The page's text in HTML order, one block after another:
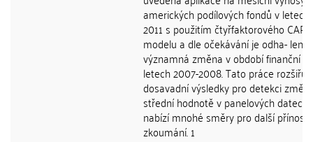
amerických podílových fondů v
2011 s použitím čtyřfaktorového
modelu a dle očekávání je odha- lena
významná změna v období finanční
letech 2007-2008. Tato práce
dosavadní výsledky pro detekci změn
střední hodnotě v panelových datech
nabízí mnohé směry pro další
zkoumání. 1